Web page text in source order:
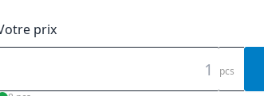
prix
pcs